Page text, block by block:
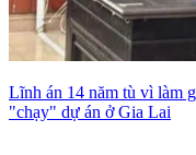
Lĩnh án 14 năm tù vì làm
"chạy" dự án ở Gia Lai